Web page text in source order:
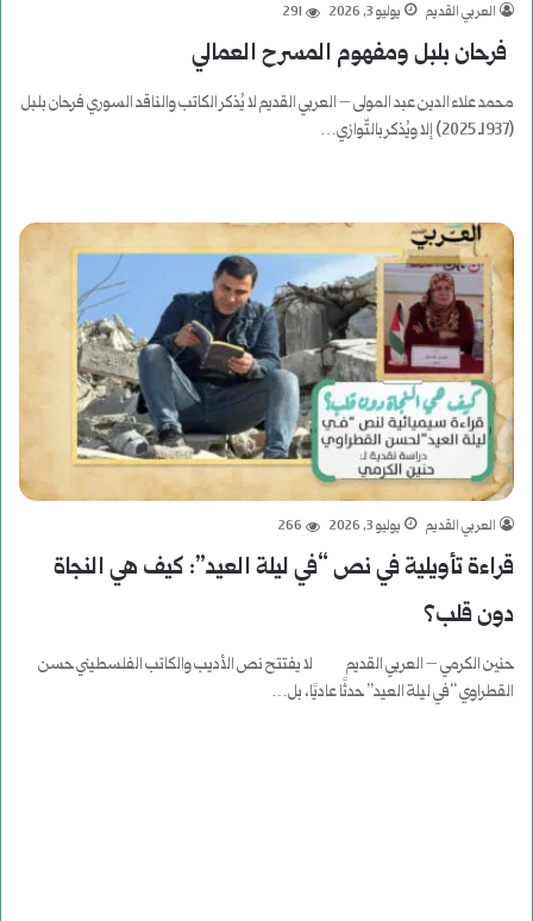
العربي القديم يوليو 3, 2026 291
فرحان بلبل ومفهوم المسرح العمالي
محمد علاء الدين عبد المولى – العربي القديم لا يُذكر الكاتب والناقد السوري فرحان بلبل
(1937ـ 2025) إلا ويُذكر بالتّوازي…
العربي القديم يوليو 3, 2026 266
قراءة تأويلية في نص “في ليلة العيد”: كيف هي النجاة
دون قلب؟
حنين الكرمي – العربي القديم لا يفتتح نص الأديب والكاتب الفلسطيني حسن
القطراوي “في ليلة العيد” حدثًا عاديًا، بل…